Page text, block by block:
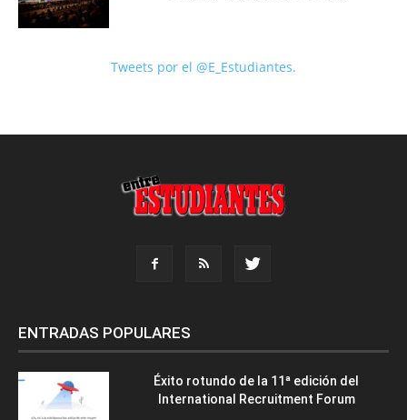
Tweets por el @E_Estudiantes.
ENTRADAS POPULARES
Éxito rotundo de la 11ª edición del
International Recruitment Forum